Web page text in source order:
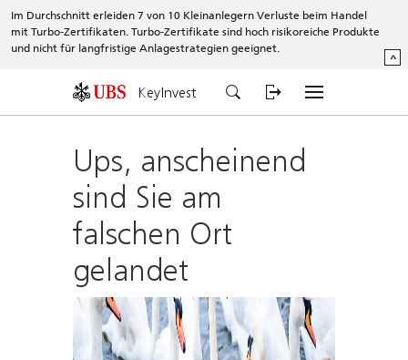
Im Durchschnitt erleiden 7 von 10 Kleinanlegern Verluste beim Handel
mit Turbo-Zertifikaten. Turbo-Zertifikate sind hoch risikoreiche Produkte
und nicht für langfristige Anlagestrategien geeignet.
^
KeyInvest
Ups, anscheinend
sind Sie am
falschen Ort
gelandet